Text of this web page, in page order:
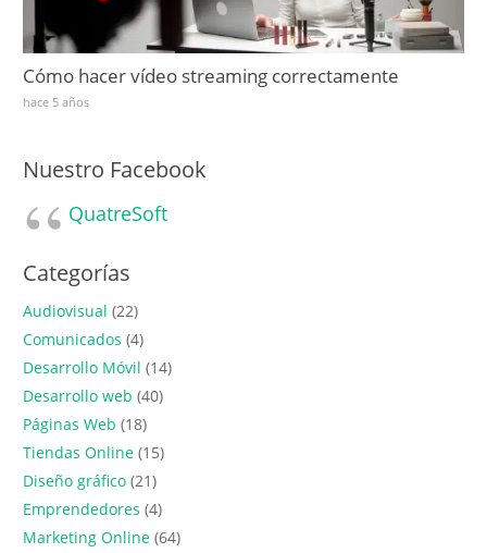
Cómo hacer vídeo streaming correctamente
hace 5 años
Nuestro Facebook
QuatreSoft
Categorías
Audiovisual (22)
Comunicados (4)
Desarrollo Móvil (14)
Desarrollo web (40)
Páginas Web (18)
Tiendas Online (15)
Diseño gráfico (21)
Emprendedores (4)
Marketing Online (64)